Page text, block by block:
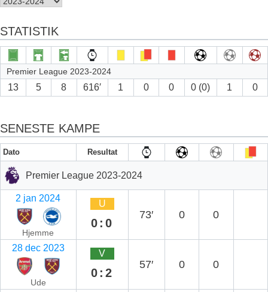
STATISTIK
Premier League 2023-2024
13 5 8 616′ 1 0 0 0 (0) 1 0
SENESTE KAMPE
Dato Resultat
Premier League 2023-2024
2 jan 2024
Hjemme
U
0:0
73′ 0 0
28 dec 2023
Ude
V
0:2
57′ 0 0